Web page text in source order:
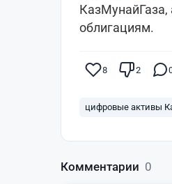
облигациям.
8 2
цифровые активы
Комментарии 0